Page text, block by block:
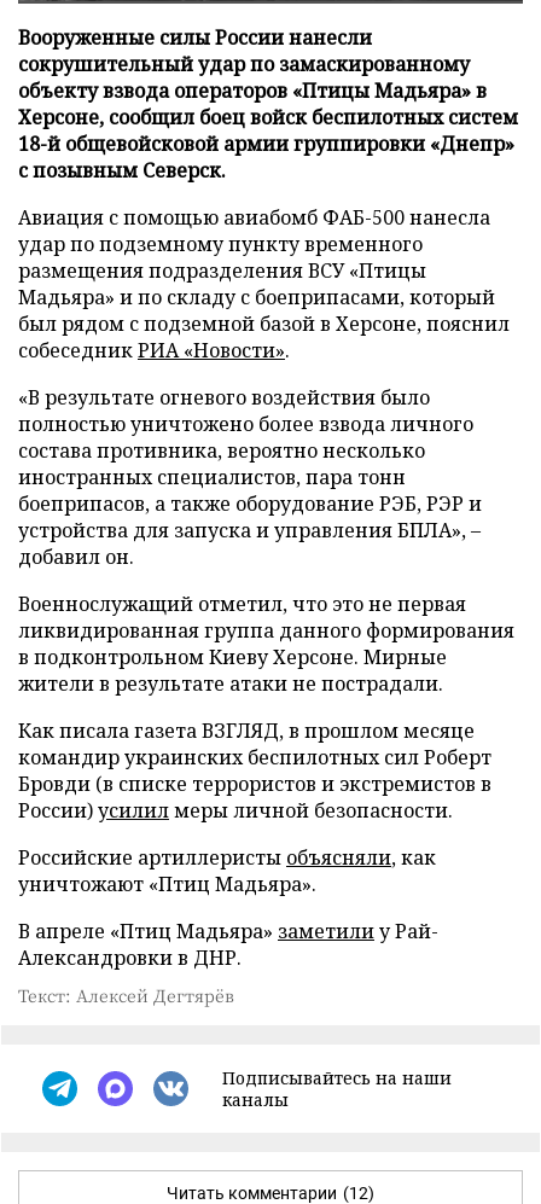
Вооруженные силы России нанесли
сокрушительный удар по замаскированному
объекту взвода операторов «Птицы Мадьяра» в
Херсоне, сообщил боец войск беспилотных систем
18-й общевойсковой армии группировки «Днепр»
с позывным Северск.
Авиация с помощью авиабомб ФАБ-500 нанесла
удар по подземному пункту временного
размещения подразделения ВСУ «Птицы
Мадьяра» и по складу с боеприпасами, который
был рядом с подземной базой в Херсоне, пояснил
собеседникРИА «Новости».
«В результате огневого воздействия было
полностью уничтожено более взвода личного
состава противника, вероятно несколько
иностранных специалистов, пара тонн
боеприпасов, а также оборудование РЭБ, РЭР и
устройства для запуска и управления БПЛА», –
добавил он.
Военнослужащий отметил, что это не первая
ликвидированная группа данного формирования
в подконтрольном Киеву Херсоне. Мирные
жители в результате атаки не пострадали.
Как писала газета ВЗГЛЯД, в прошлом месяце
командир украинских беспилотных сил Роберт
Бровди (в списке террористов и экстремистов в
России)усилилмеры личной безопасности.
Российские артиллеристы объясняли, как
уничтожают «Птиц Мадьяра».
В апреле «Птиц Мадьяра» заметилиу Рай-
Александровки в ДНР.
Текст: Алексей Дегтярёв
Подписывайтесь на наши
каналы
Читать комментарии (12)